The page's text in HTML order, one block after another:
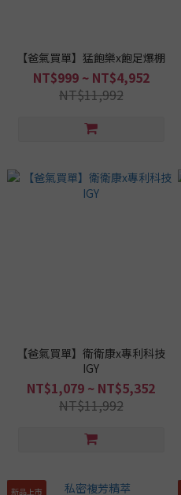
【爸氣買單】猛飽樂x飽足爆棚
NT$999 ~ NT$4,952
NT$11,992
【爸氣買單】衛衛康x專利科技
IGY
NT$1,079 ~ NT$5,352
NT$11,992
新品上市